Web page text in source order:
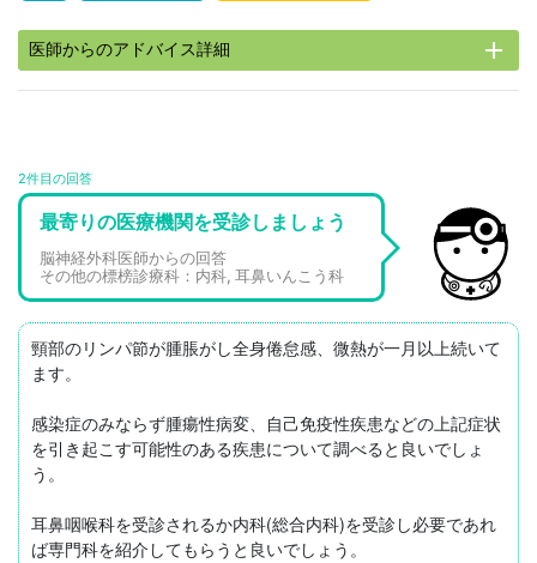
医師からのアドバイス詳細 add
2件目の回答
最寄りの医療機関を受診しましょう
脳神経外科医師からの回答
その他の標榜診療科：内科, 耳鼻いんこう科
頸部のリンパ節が腫脹がし全身倦怠感、微熱が一月以上続いて
ます。
感染症のみならず腫瘍性病変、自己免疫性疾患などの上記症状
を引き起こす可能性のある疾患について調べると良いでしょ
う。
耳鼻咽喉科を受診されるか内科(総合内科)を受診し必要であれ
ば専門科を紹介してもらうと良いでしょう。